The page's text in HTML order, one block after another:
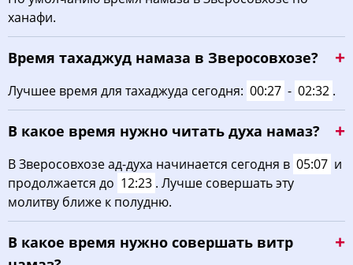
22, Сб
23, Вс 02:56 05:14 12:31 16:25 19:46 21:52
24, Пн 03:00 05:16 12:30 16:23 19:44 21:48
25, Вт 03:03 05:18 12:30 16:22 19:41 21:44
26, Ср 03:07 05:20 12:30 16:21 19:39 21:41
27, Чт 03:10 05:22 12:30
28, Пт 03:13 05:24 12:29 16:17 19:33 21:33
ханафи.
Время тахаджуд намаза в Зверосовхозе?
Лучшее время для тахаджуда сегодня: 00:27 - 02:32 .
В какое время нужно читать духа намаз?
В Зверосовхозе ад-духа начинается сегодня в 05:07 и
продолжается до 12:23 . Лучше совершать эту
молитву ближе к полудню.
В какое время нужно совершать витр